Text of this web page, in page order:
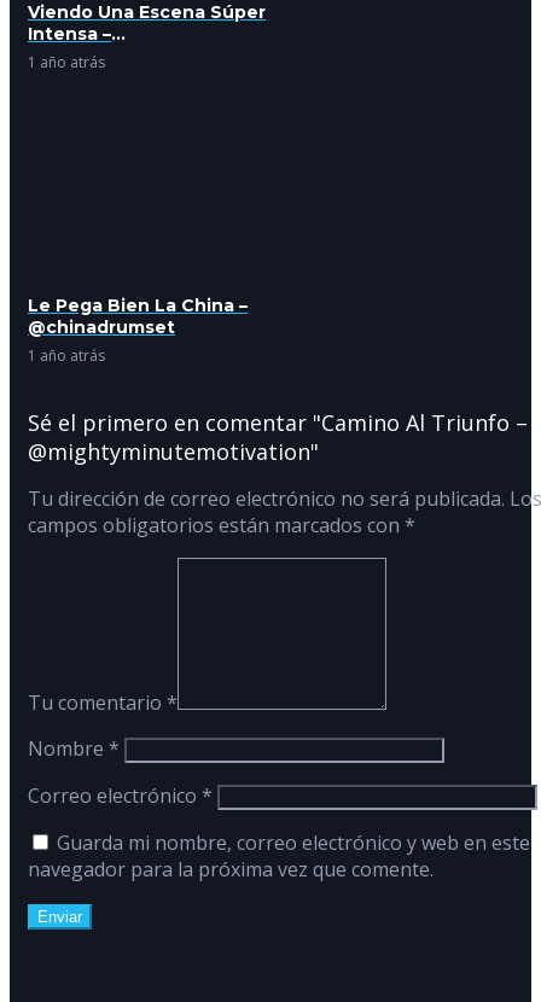
Viendo Una Escena Súper
Intensa –
@penelly.watches.telly
1 año atrás
Le Pega Bien La China –
@chinadrumset
1 año atrás
Sé el primero en comentar "Camino Al Triunfo –
@mightyminutemotivation"
Tu dirección de correo electrónico no será publicada. Los
campos obligatorios están marcados con *
Tu comentario *
Nombre *
Correo electrónico *
Guarda mi nombre, correo electrónico y web en este
navegador para la próxima vez que comente.